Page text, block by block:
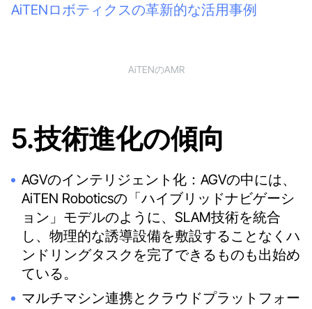
AiTENロボティクスの革新的な活用事例
AiTENのAMR
5.技術進化の傾向
AGVのインテリジェント化：AGVの中には、
AiTEN Roboticsの「ハイブリッドナビゲーシ
ョン」モデルのように、SLAM技術を統合
し、物理的な誘導設備を敷設することなくハ
ンドリングタスクを完了できるものも出始め
ている。
マルチマシン連携とクラウドプラットフォー